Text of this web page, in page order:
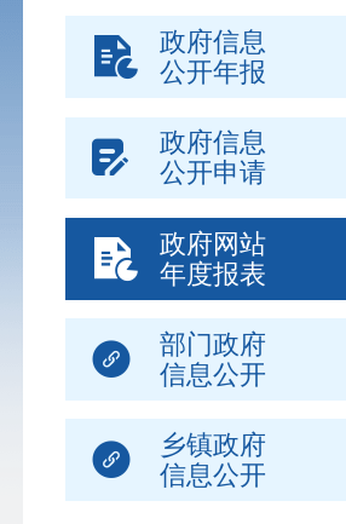
政府信息
公开年报
政府信息
公开申请
政府网站
年度报表
部门政府
信息公开
乡镇政府
信息公开